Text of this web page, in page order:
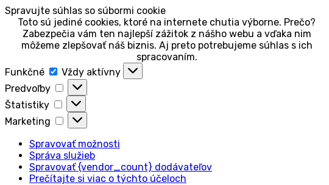
Spravujte súhlas so súbormi cookie
Toto sú jediné cookies, ktoré na internete chutia výborne. Prečo?
Zabezpečia vám ten najlepší zážitok z nášho webu a vďaka nim
môžeme zlepšovať náš biznis. Aj preto potrebujeme súhlas s ich
spracovaním.
Funkčné
Funkčné
Vždy aktívny
Predvoľby
Predvoľby
Štatistiky
Štatistiky
Marketing
Marketing
Spravovať možnosti
Správa služieb
Spravovať {vendor_count} dodávateľov
Prečítajte si viac o týchto účeloch